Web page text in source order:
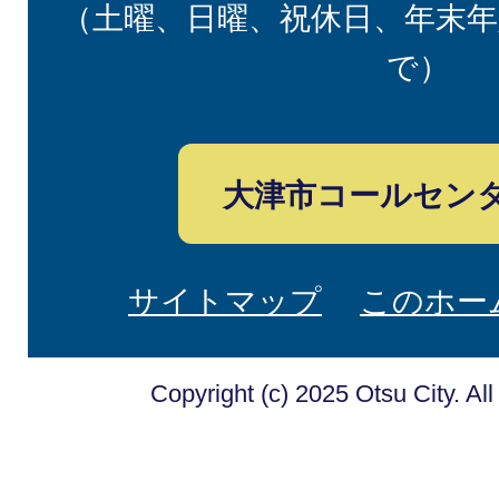
（土曜、日曜、祝休日、年末
で）
大津市コールセン
サイトマップ このホ
Copyright (c) 2025 Otsu City.